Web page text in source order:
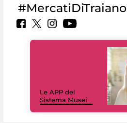
#MercatiDiTraiano
Le APP del
Sistema Musei